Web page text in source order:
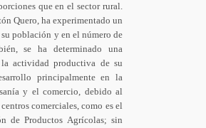
que en el sector rural.
Quero, ha experimentado un
población y en el número de
se ha determinado una
actividad productiva de su
principalmente en la
y el comercio, debido al
comerciales, como es el
de Productos Agrícolas; sin